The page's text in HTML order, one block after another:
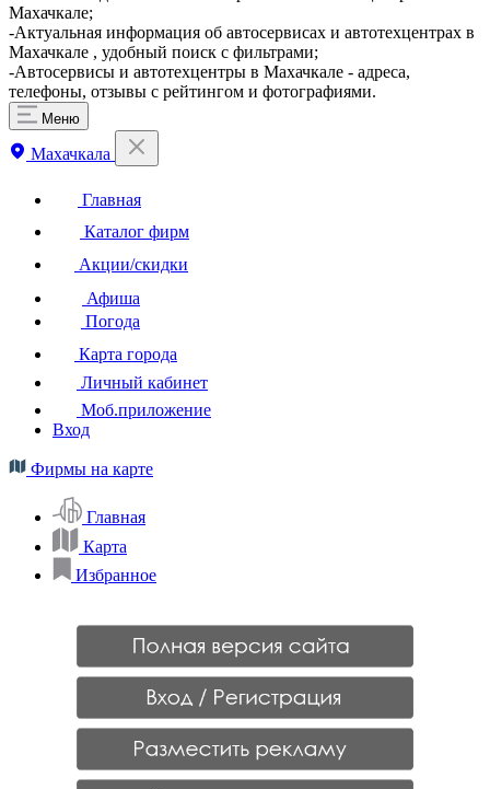
Махачкале;
-Актуальная информация об автосервисах и автотехцентрах в
Махачкале , удобный поиск с фильтрами;
-Автосервисы и автотехцентры в Махачкале - адреса,
телефоны, отзывы с рейтингом и фотографиями.
Меню
Махачкала
Главная
Каталог фирм
Акции/скидки
Афиша
Погода
Карта города
Личный кабинет
Моб.приложение
Вход
Фирмы на карте
Главная
Карта
Избранное